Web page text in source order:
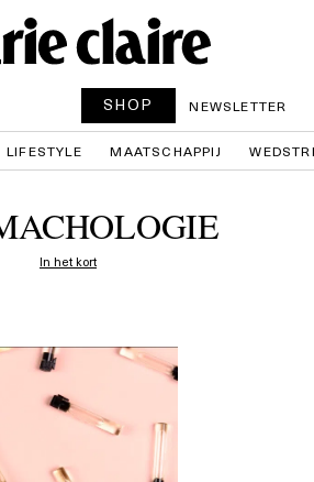
SHOP NEWSLETTER
LIFESTYLE MAATSCHAPPIJ
In het kort